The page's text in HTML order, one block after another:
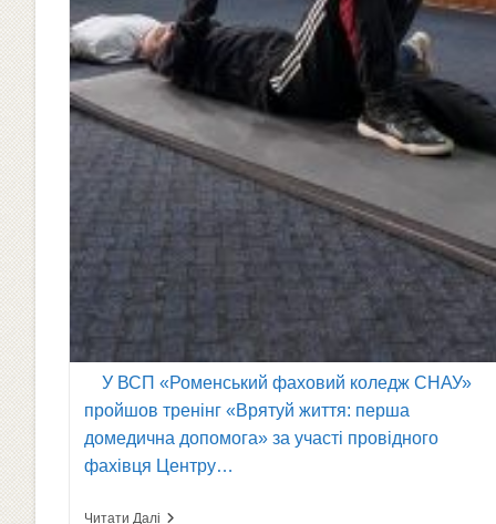
У ВСП «Роменський фаховий коледж СНАУ»
пройшов тренінг «Врятуй життя: перша
домедична допомога» за участі провідного
фахівця Центру…
Читати ДаліУ